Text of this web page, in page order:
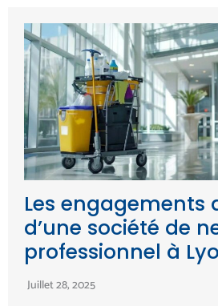
Les engagements
d’une société de
professionnel à
Juillet 28, 2025